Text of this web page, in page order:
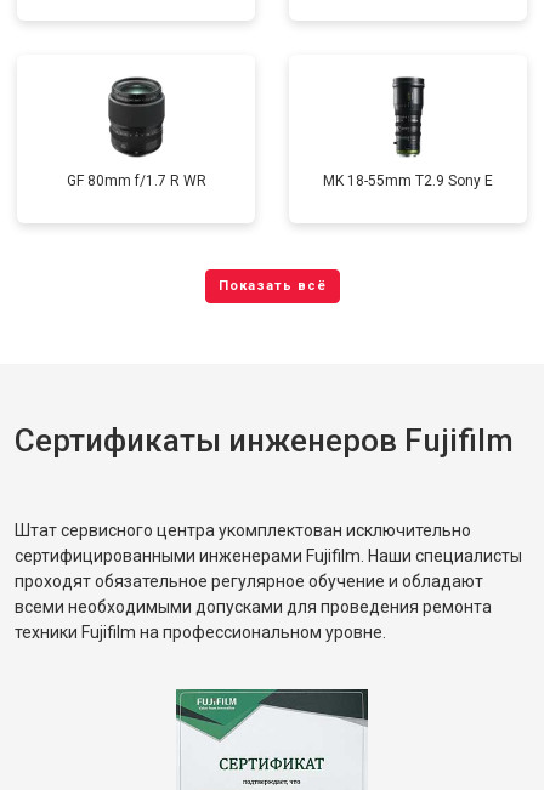
GF 80mm f/1.7 R WR MK 18-55mm T2.9 Sony E
Сертификаты инженеров Fujifilm
Штат сервисного центра укомплектован исключительно
сертифицированными инженерами Fujifilm. Наши специалисты
проходят обязательное регулярное обучение и обладают
всеми необходимыми допусками для проведения ремонта
техники Fujifilm на профессиональном уровне.